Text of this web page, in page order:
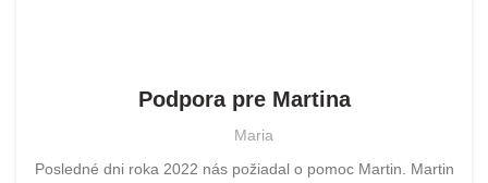
Podpora pre Martina
Maria
Posledné dni roka 2022 nás požiadal o pomoc Martin. Martin